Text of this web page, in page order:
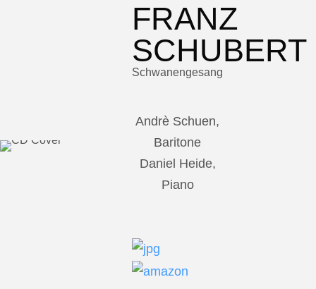
FRANZ
SCHUBERT
Schwanengesang
Andrè Schuen,
Baritone
Daniel Heide,
Piano